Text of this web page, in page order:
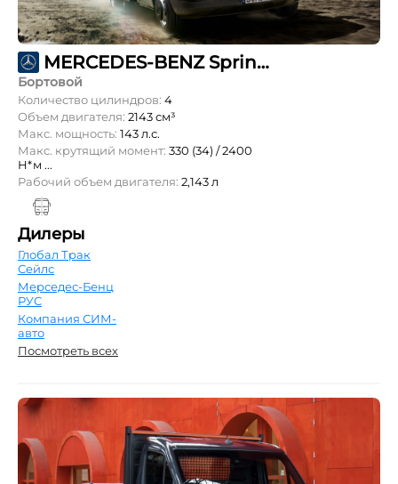
MERCEDES-BENZ Sprinter 314 CDI L1 OneCab 3т
Бортовой
Количество цилиндров: 4
Объем двигателя: 2143 см³
Макс. мощность: 143 л.с.
Макс. крутящий момент: 330 (34) / 2400
Н*м ...
Рабочий объем двигателя: 2,143 л
Дилеры
Глобал Трак
Сейлс
Мерседес-Бенц
РУС
Компания СИМ-
авто
Посмотреть всех